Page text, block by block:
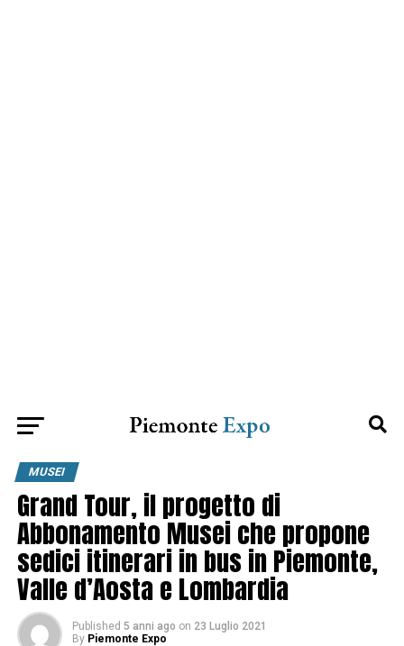
MUSEI
Grand Tour, il progetto di
Abbonamento Musei che propone
sedici itinerari in bus in Piemonte,
Valle d’Aosta e Lombardia
Published 5 anni ago on 23 Luglio 2021
By Piemonte Expo